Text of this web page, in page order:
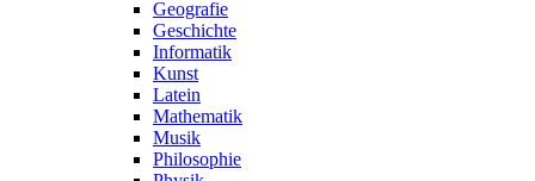
Geografie
Geschichte
Informatik
Kunst
Latein
Mathematik
Musik
Philosophie